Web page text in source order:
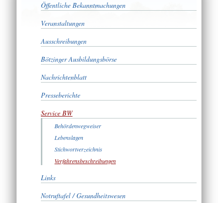
Öffentliche Bekanntmachungen
Veranstaltungen
Ausschreibungen
Bötzinger Ausbildungsbörse
Nachrichtenblatt
Presseberichte
Service BW
Behördenwegweiser
Lebenslagen
Stichwortverzeichnis
Verfahrensbeschreibungen
Links
Notruftafel / Gesundheitswesen